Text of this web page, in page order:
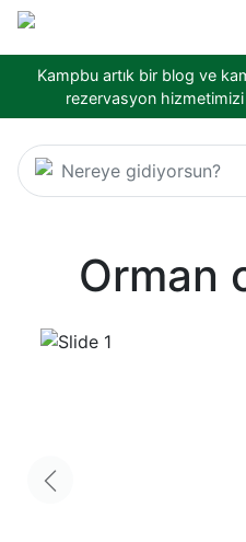
Kampbu artık bir blog ve
rezervasyon
Nereye gidiyorsun?
Orman